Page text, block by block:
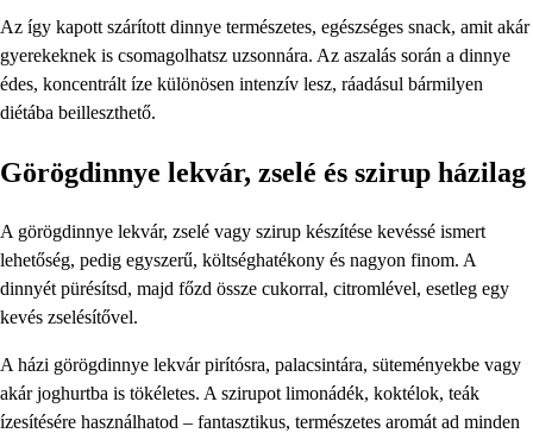
Az így kapott szárított dinnye természetes, egészséges snack, amit akár
gyerekeknek is csomagolhatsz uzsonnára. Az aszalás során a dinnye
édes, koncentrált íze különösen intenzív lesz, ráadásul bármilyen
diétába beilleszthető.
Görögdinnye lekvár, zselé és szirup házilag
A görögdinnye lekvár, zselé vagy szirup készítése kevéssé ismert
lehetőség, pedig egyszerű, költséghatékony és nagyon finom. A
dinnyét pürésítsd, majd főzd össze cukorral, citromlével, esetleg egy
kevés zselésítővel.
A házi görögdinnye lekvár pirítósra, palacsintára, süteményekbe vagy
akár joghurtba is tökéletes. A szirupot limonádék, koktélok, teák
ízesítésére használhatod – fantasztikus, természetes aromát ad minden